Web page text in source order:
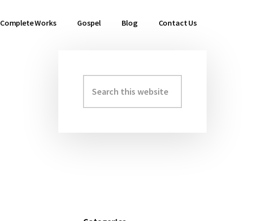
Complete Works Gospel Blog Contact Us
Primary
Sidebar
this
website